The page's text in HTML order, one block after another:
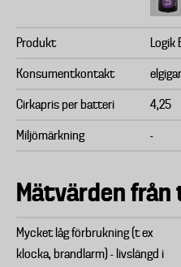
Produkt Logik
Konsumentkontakt
Cirkapris per batteri 4,25
Miljömärkning -
Mätvärden
Mycket låg förbrukning (t ex
klocka, brandlarm) - livslängd i